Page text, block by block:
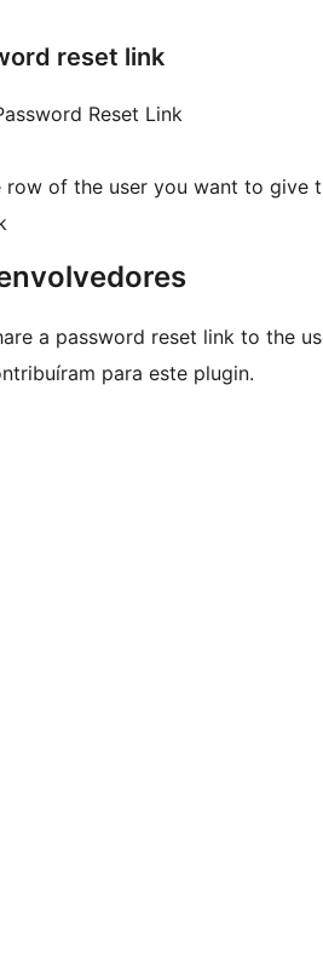
reset link
Reset Link
row of the user you want to give
a password reset link to the
para este plugin.